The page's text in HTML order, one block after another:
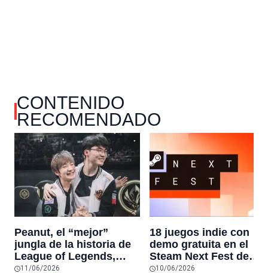
CONTENIDO
RECOMENDADO
Peanut, el “mejor”
jungla de la historia de
League of Legends,
pone fin a su carrera
11/06/2026
18 juegos indie con
demo gratuita en el
Steam Next Fest de
junio de 2026 que no te
10/06/2026